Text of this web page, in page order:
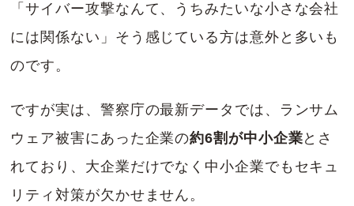
「サイバー攻撃なんて、うちみたいな小さな会社
には関係ない」そう感じている方は意外と多いも
のです。
ですが実は、警察庁の最新データでは、ランサム
ウェア被害にあった企業の約6割が中小企業とさ
れており、大企業だけでなく中小企業でもセキュ
リティ対策が欠かせません。